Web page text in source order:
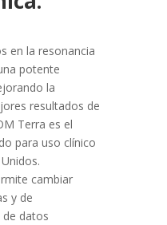
en la resonancia
potente
la
resultados de
Terra es el
para uso clínico
cambiar
y de
de datos